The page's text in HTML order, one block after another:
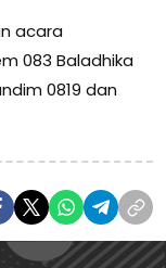
acara
083 Baladhika
0819 dan